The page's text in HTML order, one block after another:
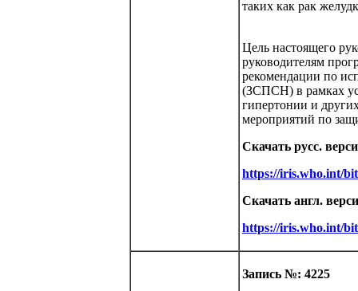
таких как рак
Цель настоящего
руководителям
рекомендации по
(ЗСПСН) в рамках
гипертонии и
мероприятий по
Скачать русс.
https://iris.who.int/
Скачать англ.
https://iris.who.int/
Запись №: 4225